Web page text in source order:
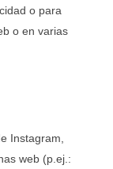
o para
o en varias
Instagram,
web (p.ej.: